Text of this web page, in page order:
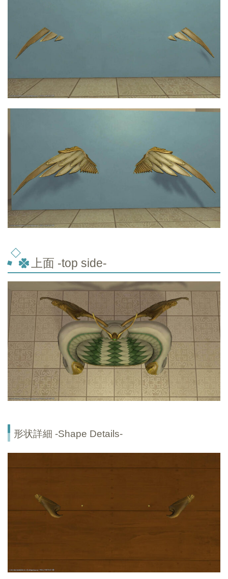
上面 -top side-
形状詳細 -Shape Details-